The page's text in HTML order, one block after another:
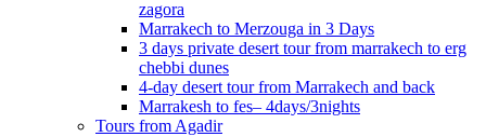
zagora
Marrakech to Merzouga in 3 Days
3 days private desert tour from marrakech to erg
chebbi dunes
4-day desert tour from Marrakech and back
Marrakesh to fes– 4days/3nights
Tours from Agadir